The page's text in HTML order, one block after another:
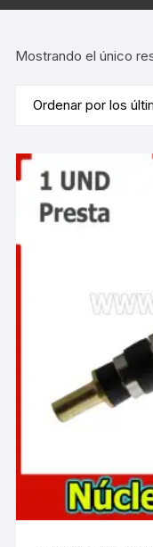
Mostrando el único